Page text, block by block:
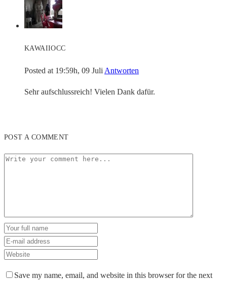
KAWAIIOCC
Posted at 19:59h, 09 Juli Antworten
Sehr aufschlussreich! Vielen Dank dafür.
POST A COMMENT
Save my name, email, and website in this browser for the next